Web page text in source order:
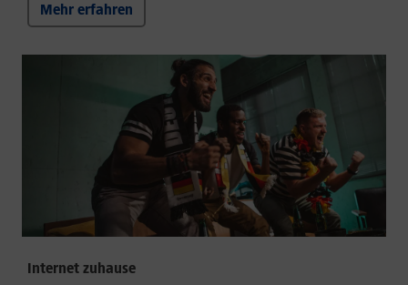
Mehr erfahren
Internet zuhause